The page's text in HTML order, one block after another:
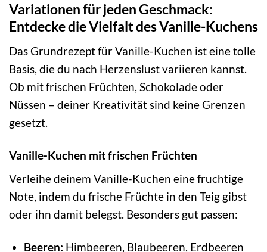
Variationen für jeden Geschmack:
Entdecke die Vielfalt des Vanille-Kuchens
Das Grundrezept für Vanille-Kuchen ist eine tolle
Basis, die du nach Herzenslust variieren kannst.
Ob mit frischen Früchten, Schokolade oder
Nüssen – deiner Kreativität sind keine Grenzen
gesetzt.
Vanille-Kuchen mit frischen Früchten
Verleihe deinem Vanille-Kuchen eine fruchtige
Note, indem du frische Früchte in den Teig gibst
oder ihn damit belegst. Besonders gut passen:
Beeren: Himbeeren, Blaubeeren, Erdbeeren